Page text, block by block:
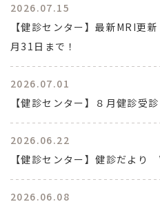
2026.07.15
【健診センター】最新MRI更
月31日まで！
2026.07.01
【健診センター】８月健診受
2026.06.22
【健診センター】健診だより
2026.06.08